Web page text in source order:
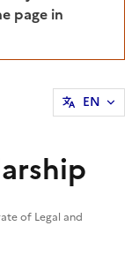
page in
EN
of Legal and